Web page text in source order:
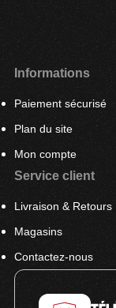
Informations
Paiement sécurisé
Plan du site
Mon compte
Service client
Livraison & Retours
Magasins
Contactez-nous